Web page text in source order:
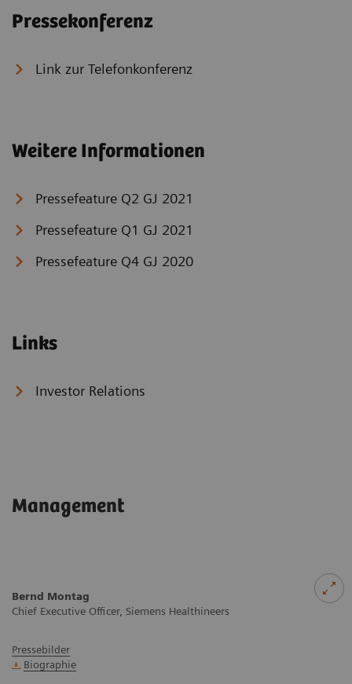
Pressekonferenz
Link zur Telefonkonferenz
Weitere Informationen
Pressefeature Q2 GJ 2021
Pressefeature Q1 GJ 2021
Pressefeature Q4 GJ 2020
Links
Investor Relations
Management
Bernd Montag
Chief Executive Officer, Siemens Healthineers
Pressebilder
Biographie